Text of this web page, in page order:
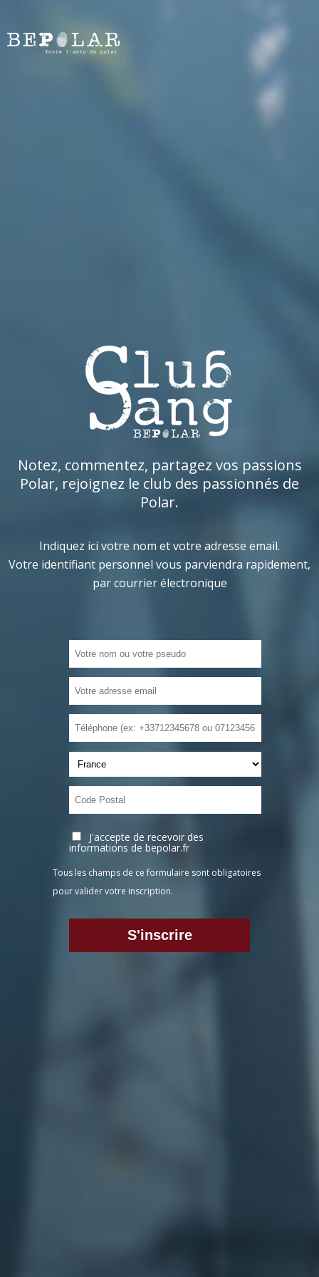
Notez, commentez, partagez vos passions
Polar, rejoignez le club des passionnés de
Polar.
Indiquez ici votre nom et votre adresse email.
Votre identifiant personnel vous parviendra rapidement,
par courrier électronique
J'accepte de recevoir des
informations de bepolar.fr
Tous les champs de ce formulaire sont obligatoires
pour valider votre inscription.